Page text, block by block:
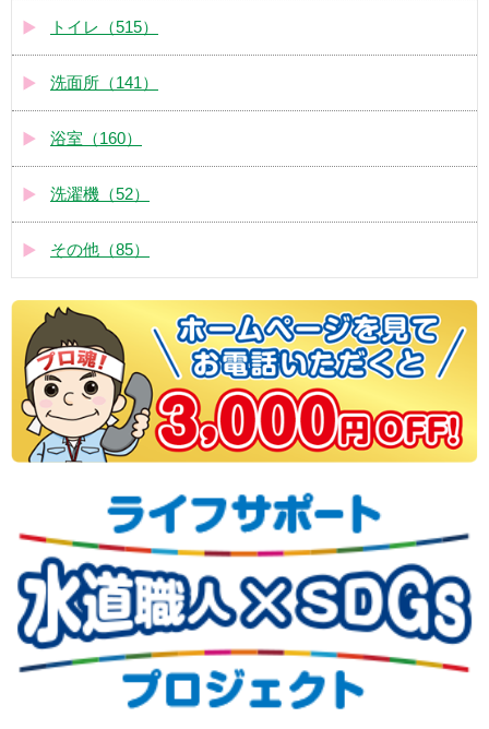
トイレ（515）
洗面所（141）
浴室（160）
洗濯機（52）
その他（85）